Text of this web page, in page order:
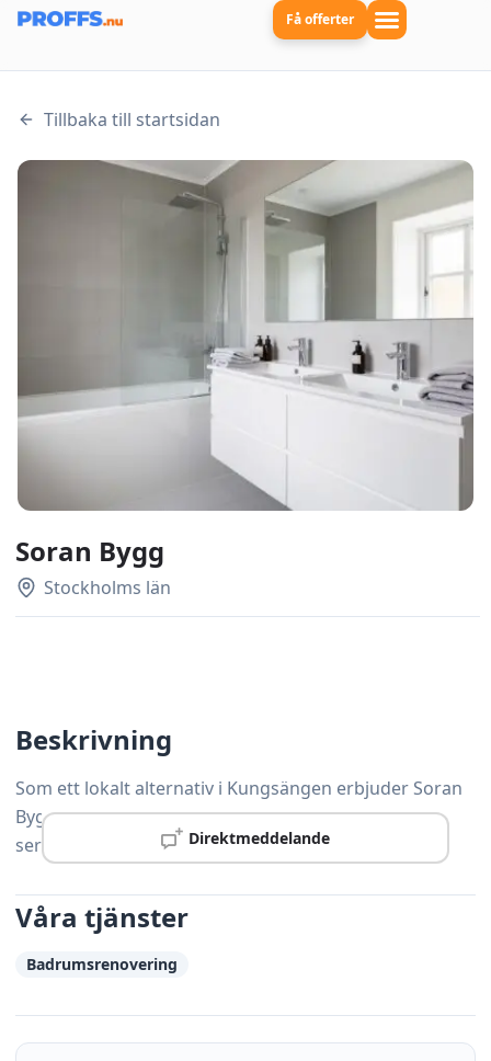
Få offerter
Tillbaka till startsidan
Soran Bygg
Stockholms län
Direktmeddelande
Beskrivning
Som ett lokalt alternativ i Kungsängen erbjuder Soran
Bygg professionell snickeriservice med personlig
service och hög precision.
Våra tjänster
Badrumsrenovering